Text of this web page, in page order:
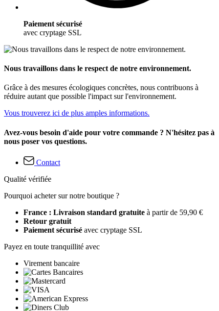
Paiement sécurisé
avec cryptage SSL
Nous travaillons dans le respect de notre environnement.
Grâce à des mesures écologiques concrètes, nous contribuons à
réduire autant que possible l'impact sur l'environnement.
Vous trouverez ici de plus amples informations.
Avez-vous besoin d'aide pour votre commande ? N'hésitez pas à
nous poser vos questions.
Contact
Qualité vérifiée
Pourquoi acheter sur notre boutique ?
France : Livraison standard gratuite à partir de 59,90 €
Retour gratuit
Paiement sécurisé avec cryptage SSL
Payez en toute tranquillité avec
Virement bancaire